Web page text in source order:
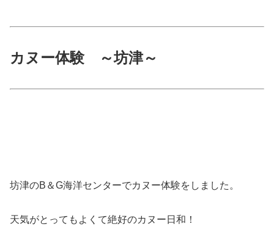
カヌー体験 ～坊津～
坊津のB＆G海洋センターでカヌー体験をしました。
天気がとってもよくて絶好のカヌー日和！